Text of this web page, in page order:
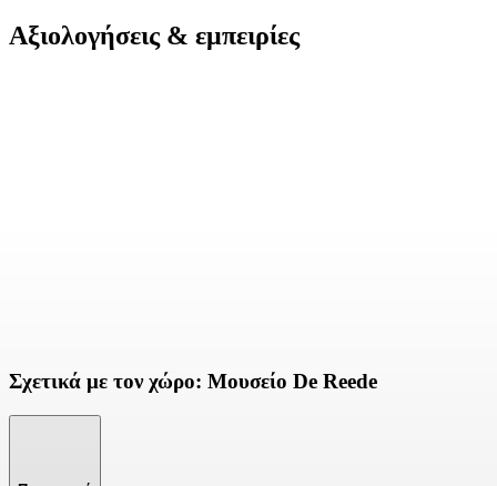
Αξιολογήσεις & εμπειρίες
Σχετικά με τον χώρο: Μουσείο De Reede